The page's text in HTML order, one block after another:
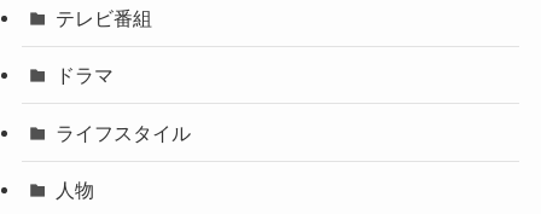
テレビ番組
ドラマ
ライフスタイル
人物